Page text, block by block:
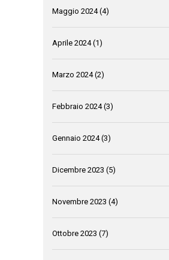
Maggio 2024(4)
Aprile 2024(1)
Marzo 2024(2)
Febbraio 2024(3)
Gennaio 2024(3)
Dicembre 2023 (5)
Novembre 2023 (4)
Ottobre 2023 (7)